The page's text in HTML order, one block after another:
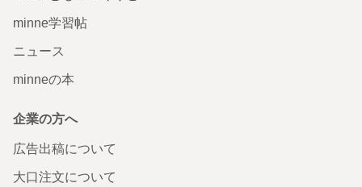
minne学習帖
ニュース
minneの本
企業の方へ
広告出稿について
大口注文について